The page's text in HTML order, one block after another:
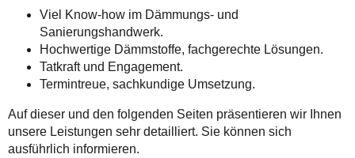
Viel Know-how im Dämmungs- und
Sanierungshandwerk.
Hochwertige Dämmstoffe, fachgerechte Lösungen.
Tatkraft und Engagement.
Termintreue, sachkundige Umsetzung.
Auf dieser und den folgenden Seiten präsentieren wir Ihnen
unsere Leistungen sehr detailliert. Sie können sich
ausführlich informieren.